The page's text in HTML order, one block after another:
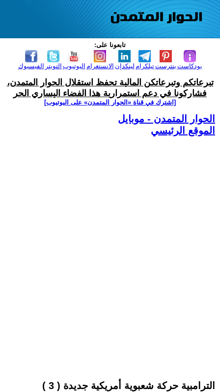
تابعونا على:
الفيسبوك التويتر اليوتيوب الانستغرام لينكدإن تيلكرامبنترست بودكاست
تبرعاتكم وتبرعاتكن المالية تحفظ استقلال الحوار المتمدن،
فشاركونا في دعم استمرارية هذا الفضاء اليساري الحر
[اشترك في قناة ‫«الحوار المتمدن» على اليوتيوب]
الحوار المتمدن - موبايل
الموقع الرئيسي
الترامبية حركة شعبوية أمريكية جديدة ( 3 )